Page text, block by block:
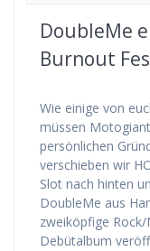
DoubleMe
Burnout
Wie einige von
müssen
persönlichen
verschieben wir
Slot nach hinten
DoubleMe aus
zweiköpfige
Debütalbum